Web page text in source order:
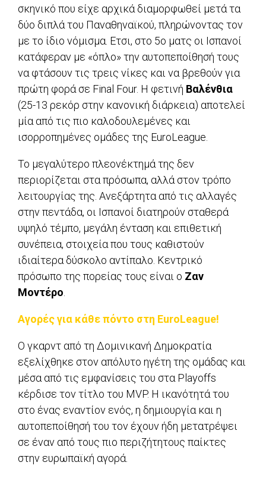
σκηνικό που είχε αρχικά διαμορφωθεί μετά τα
δύο διπλά του Παναθηναϊκού, πληρώνοντας τον
με το ίδιο νόμισμα. Ετσι, στο 5ο ματς οι Ισπανοί
κατάφεραν με «όπλο» την αυτοπεποίθησή τους
να φτάσουν τις τρεις νίκες και να βρεθούν για
πρώτη φορά σε Final Four. Η φετινή Βαλένθια
(25-13 ρεκόρ στην κανονική διάρκεια) αποτελεί
μία από τις πιο καλοδουλεμένες και
ισορροπημένες ομάδες της EuroLeague.
Το μεγαλύτερο πλεονέκτημά της δεν
περιορίζεται στα πρόσωπα, αλλά στον τρόπο
λειτουργίας της. Ανεξάρτητα από τις αλλαγές
στην πεντάδα, οι Ισπανοί διατηρούν σταθερά
υψηλό τέμπο, μεγάλη ένταση και επιθετική
συνέπεια, στοιχεία που τους καθιστούν
ιδιαίτερα δύσκολο αντίπαλο. Κεντρικό
πρόσωπο της πορείας τους είναι ο Ζαν
Μοντέρο
Αγορές για κάθε πόντο στη EuroLeague!
Ο γκαρντ από τη Δομινικανή Δημοκρατία
εξελίχθηκε στον απόλυτο ηγέτη της ομάδας και
μέσα από τις εμφανίσεις του στα Playoffs
κέρδισε τον τίτλο του MVP. Η ικανότητά του
στο ένας εναντίον ενός, η δημιουργία και η
αυτοπεποίθησή του τον έχουν ήδη μετατρέψει
σε έναν από τους πιο περιζήτητους παίκτες
στην ευρωπαϊκή αγορά.